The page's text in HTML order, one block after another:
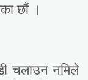
छौं ।
चलाउन नमिले